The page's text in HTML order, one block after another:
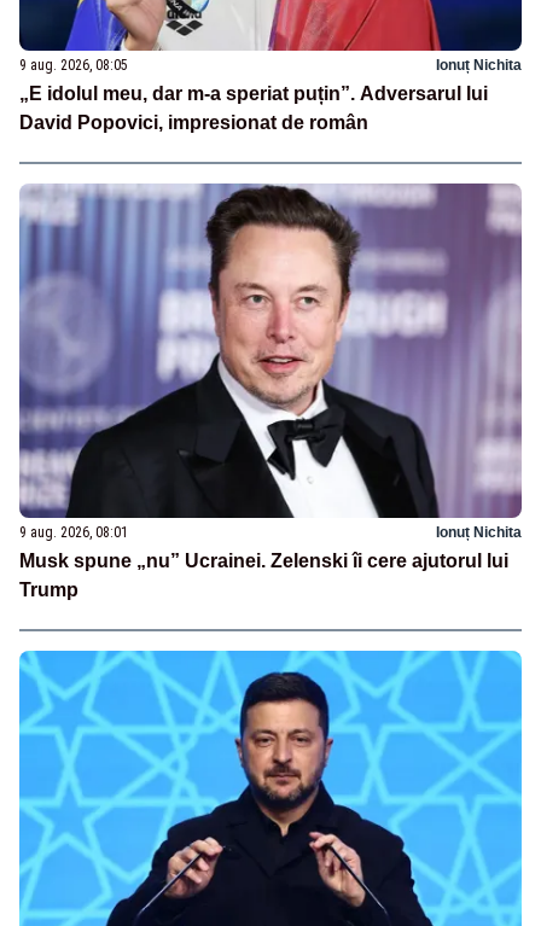
9 aug. 2026, 08:05 Ionuț Nichita
„E idolul meu, dar m-a speriat puțin”. Adversarul lui
David Popovici, impresionat de român
9 aug. 2026, 08:01 Ionuț Nichita
Musk spune „nu” Ucrainei. Zelenski îi cere ajutorul lui
Trump